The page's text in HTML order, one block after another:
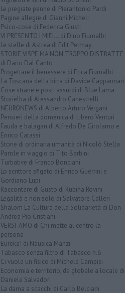
Le pregiate penne di Pierantonio Pardi
Pagine allegre di Gianni Micheli
Psico-cose di Federica Giusti
VI PRESENTO I MIEI... di Dino Fiumalbi
Le stelle di Astrea di Edit Permay
STORIE VISPE MA NON TROPPO DISTRATTE
di Dario Dal Canto
Progettare il benessere di Erica Fiumalbi
La Toscana della birra di Davide Cappannari
Cose strane e posti assurdi di Blue Lama
Storielba di Alessandro Canestrelli
NEURONEWS di Alberto Arturo Vergani
Pensieri della domenica di Libero Venturi
Fauda e balagan di Alfredo De Girolamo e
Enrico Catassi
Storie di ordinaria umanità di Nicolò Stella
Parole in viaggio di Tito Barbini
Turbative di Franco Bonciani
Lo scrittore sfigato di Enrico Guerrini e
Gordiano Lupi
Raccontare di Gusto di Rubina Rovini
Legalità e non solo di Salvatore Calleri
Shalom La Cultura della Solidarietà di Don
Andrea Pio Cristiani
VERSI-AMO di Chi mette al centro la
persona
Eureka! di Nausica Manzi
Tabasco senza filtro di Tabasco n.6
Ci vuole un fisico di Michele Campisi
Economia e territorio, da globale a locale di
Daniele Salvadori
La dama a scacchi di Carlo Belciani